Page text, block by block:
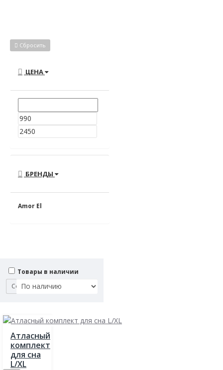
Сбросить
ЦЕНА
БРЕНДЫ
Amor El
Товары в наличии
Сортировка:
Атласный
комплект
для сна
L/XL